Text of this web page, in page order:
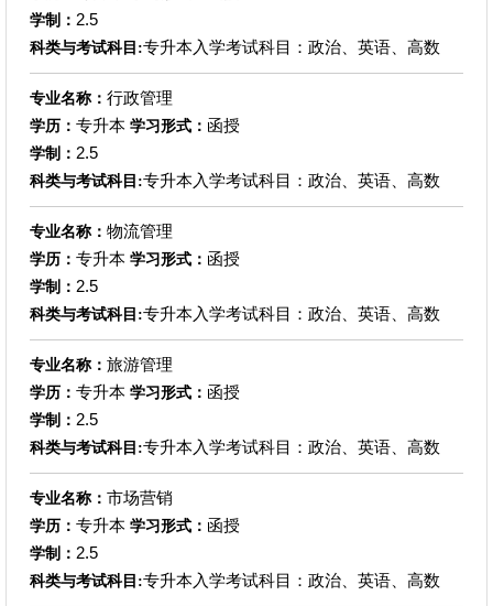
学制： 2.5
科类与考试科目:专升本入学考试科目：政治、英语、高数
专业名称： 行政管理
学历： 专升本 学习形式： 函授
学制： 2.5
科类与考试科目:专升本入学考试科目：政治、英语、高数
专业名称： 物流管理
学历： 专升本 学习形式： 函授
学制： 2.5
科类与考试科目:专升本入学考试科目：政治、英语、高数
专业名称： 旅游管理
学历： 专升本 学习形式： 函授
学制： 2.5
科类与考试科目:专升本入学考试科目：政治、英语、高数
专业名称： 市场营销
学历： 专升本 学习形式： 函授
学制： 2.5
科类与考试科目:专升本入学考试科目：政治、英语、高数